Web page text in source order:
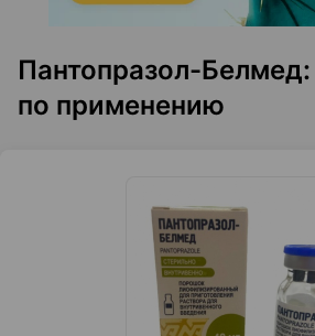
Пантопразол-
по применению